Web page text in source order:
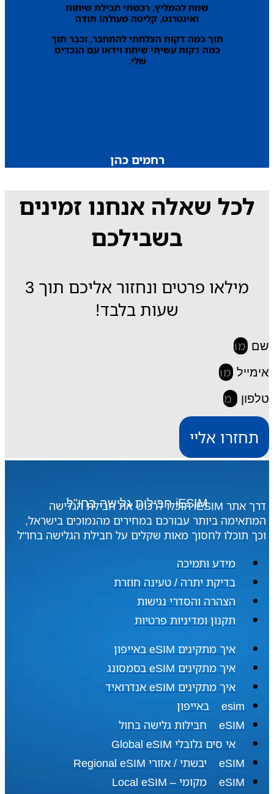
שמח להמליץ, רכשתי חבילת שיחות
ואינטרנט, קליטה מעולה! תודה
תוך כמה דקות הצלחתי להתחבר, וכבר תוך
כמה דקות עשיתי שיחת וידאו עם הנכדים
שלי.
רחמים כהן
לכל שאלה אנחנו זמינים
בשבילכם
מילאו פרטים ונחזור אליכם תוך 3
שעות בלבד!
שם
אימייל
טלפון
תחזרו אליי
iESIM חבילות גלישה בחו"ל
דרך אתר iESIM תוכלו לרכוש את חבילת הגלישה
המתאימה ביותר עבורכם במחירים מהנמוכים בישראל,
וכך תוכלו לחסוך מאות שקלים על חבילת הגלישה בחו"ל
מידע ותמיכה
בדיקת יתרה / טעינה חוזרת
הצהרה והסדרי נגישות
תקנון ומדיניות פרטיות
איך מתקינים eSIM באייפון
איך מתקינים eSIM בסמסונג
איך מתקינים eSIM אנדרואיד​
esim באייפון
eSIM חבילות גלישה בחול
אי סים גלובלי Global eSIM
eSIM יבשתי / אזורי Regional eSIM
eSIM מקומי – Local eSIM